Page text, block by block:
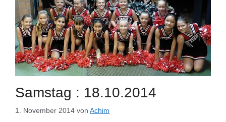
Samstag : 18.10.2014
1. November 2014 von Achim